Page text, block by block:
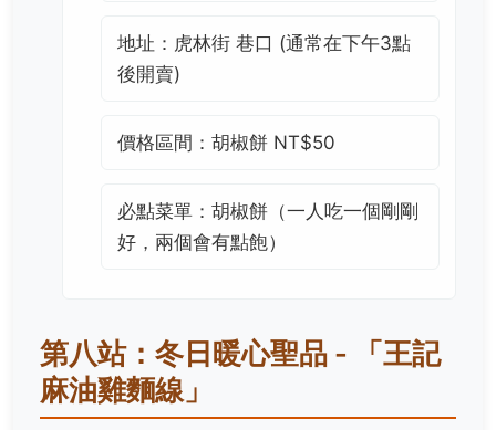
地址：虎林街 巷口 (通常在下午3點
後開賣)
價格區間：胡椒餅 NT$50
必點菜單：胡椒餅（一人吃一個剛剛
好，兩個會有點飽）
第八站：冬日暖心聖品 - 「王記
麻油雞麵線」